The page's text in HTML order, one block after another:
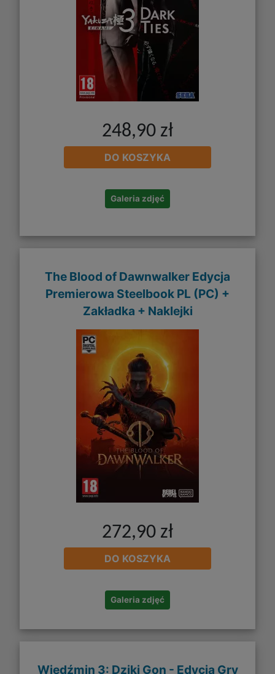
248,90 zł
DO KOSZYKA
Galeria zdjęć
The Blood of Dawnwalker Edycja
Premierowa Steelbook PL (PC) +
Zakładka + Naklejki
272,90 zł
DO KOSZYKA
Galeria zdjęć
Wiedźmin 3: Dziki Gon - Edycja Gry